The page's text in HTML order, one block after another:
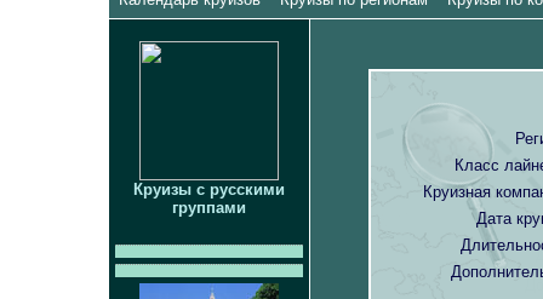
Круизы с русскими
группами
Класс
Круизная
Дата